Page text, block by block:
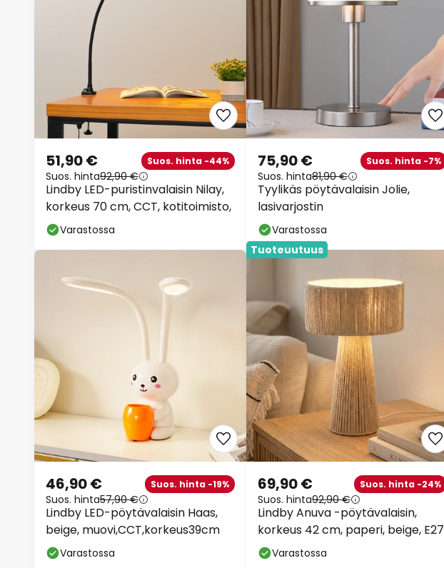
Lindby LED-puristinvalaisin Nilay,
korkeus 70 cm, CCT, kotitoimisto,
51,90 € Suos. hinta -44%
Suos. hinta92,90 €
Varastossa
Tyylikäs pöytävalaisin Jolie,
lasivarjostin
75,90 € Suos. hinta -7%
Suos. hinta81,90 €
Varastossa
Lindby LED-pöytävalaisin Haas,
beige, muovi,CCT,korkeus39cm
46,90 € Suos. hinta -19%
Suos. hinta57,90 €
Varastossa
Tuoteuutuus
Lindby Anuva -pöytävalaisin,
korkeus 42 cm, paperi, beige, E27
69,90 € Suos. hinta -24%
Suos. hinta92,90 €
Varastossa